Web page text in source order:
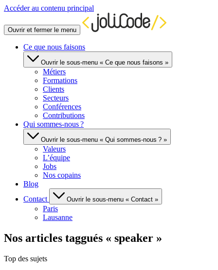
Accéder au contenu principal
Ouvrir et fermer le menu
Ce que nous faisons
Ouvrir le sous-menu « Ce que nous faisons »
Métiers
Formations
Clients
Secteurs
Conférences
Contributions
Qui sommes-nous ?
Ouvrir le sous-menu « Qui sommes-nous ? »
Valeurs
L’équipe
Jobs
Nos copains
Blog
Contact
Ouvrir le sous-menu « Contact »
Paris
Lausanne
Nos articles taggués « speaker »
Top des sujets